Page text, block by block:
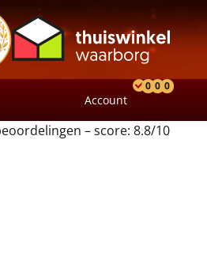
Account
0 0 0
– score: 8.8/10